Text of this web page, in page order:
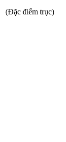
(Đặc điểm trục)